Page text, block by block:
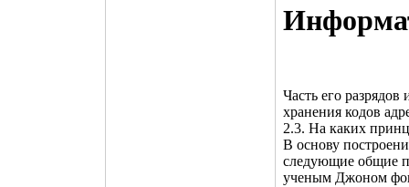
Часть его
хранения кодов
2.3. На каких
В основу
следующие общие
ученым Джоном